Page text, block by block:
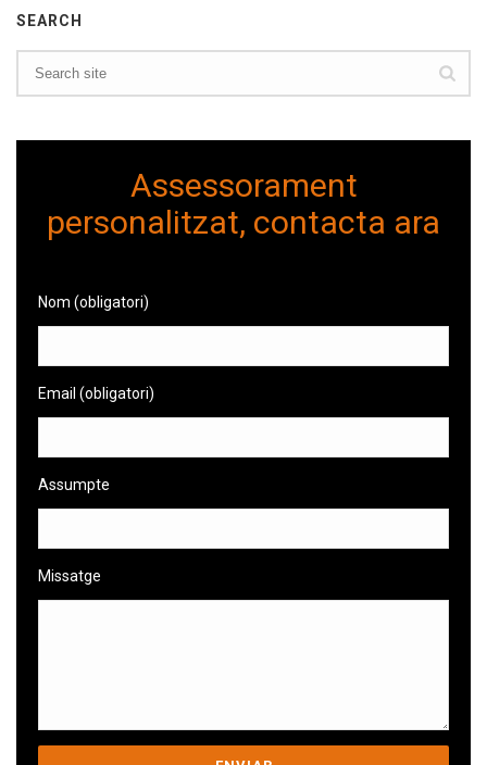
SEARCH
Assessorament
personalitzat, contacta ara
Nom (obligatori)
Email (obligatori)
Assumpte
Missatge